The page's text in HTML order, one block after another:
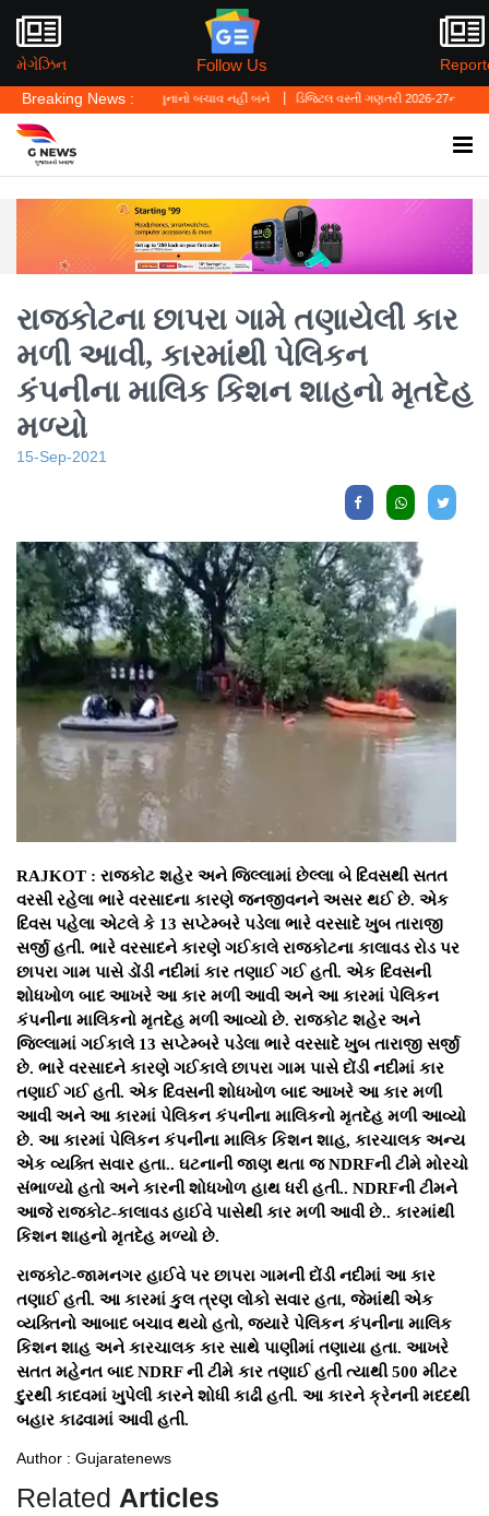
મેગેઝિન Follow Us
Breaking News :
લો' ગુનાનો બચાવ નહીં બને ડિજિટલ વસ્તી ગણતરી 2026-27નો પ્રારંભ, ઘર બેઠા
રાજકોટના છાપરા ગામે તણાયેલી કાર
મળી આવી, કારમાંથી પેલિકન
કંપનીના માલિક કિશન શાહનો મૃતદેહ
મળ્યો
15-Sep-2021
RAJKOT : રાજકોટ શહેર અને જિલ્લામાં છેલ્લા બે દિવસથી સતત
વરસી રહેલા ભારે વરસાદના કારણે જનજીવનને અસર થઈ છે. એક
દિવસ પહેલા એટલે કે 13 સપ્ટેમ્બરે પડેલા ભારે વરસાદે ખુબ તારાજી
સર્જી હતી. ભારે વરસાદને કારણે ગઈકાલે રાજકોટના કાલાવડ રોડ પર
છાપરા ગામ પાસે ડોંડી નદીમાં કાર તણાઈ ગઈ હતી. એક દિવસની
શોધખોળ બાદ આખરે આ કાર મળી આવી અને આ કારમાં પેલિકન
કંપનીના માલિકનો મૃતદેહ મળી આવ્યો છે. રાજકોટ શહેર અને
જિલ્લામાં ગઈકાલે 13 સપ્ટેમ્બરે પડેલા ભારે વરસાદે ખુબ તારાજી સર્જી
છે. ભારે વરસાદને કારણે ગઈકાલે છાપરા ગામ પાસે દોંડી નદીમાં કાર
તણાઈ ગઈ હતી. એક દિવસની શોધખોળ બાદ આખરે આ કાર મળી
આવી અને આ કારમાં પેલિકન કંપનીના માલિકનો મૃતદેહ મળી આવ્યો
છે. આ કારમાં પેલિકન કંપનીના માલિક કિશન શાહ, કારચાલક અન્ય
એક વ્યક્તિ સવાર હતા.. ઘટનાની જાણ થતા જ NDRFની ટીમે મોરચો
સંભાળ્યો હતો અને કારની શોધખોળ હાથ ધરી હતી.. NDRFની ટીમને
આજે રાજકોટ-કાલાવડ હાઈવે પાસેથી કાર મળી આવી છે.. કારમાંથી
કિશન શાહનો મૃતદેહ મળ્યો છે.
રાજકોટ-જામનગર હાઈવે પર છાપરા ગામની દોંડી નદીમાં આ કાર
તણાઈ હતી. આ કારમાં કુલ ત્રણ લોકો સવાર હતા, જેમાંથી એક
વ્યક્તિનો આબાદ બચાવ થયો હતો, જયારે પેલિકન કંપનીના માલિક
કિશન શાહ અને કારચાલક કાર સાથે પાણીમાં તણાયા હતા. આખરે
સતત મહેનત બાદ NDRF ની ટીમે કાર તણાઈ હતી ત્યાથી 500 મીટર
દુરથી કાદવમાં ખુપેલી કારને શોધી કાઢી હતી. આ કારને ક્રેનની મદદથી
બહાર કાઢવામાં આવી હતી.
Author : Gujaratenews
Related Articles